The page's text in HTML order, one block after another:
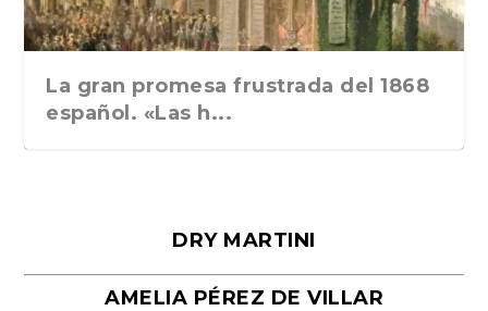
La gran promesa frustrada del 1868
español. «Las h...
DRY MARTINI
AMELIA PÉREZ DE VILLAR